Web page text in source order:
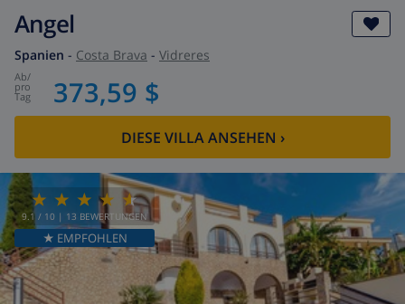
Angel
Spanien - Costa Brava - Vidreres
ab/
pro
Tag 373,59 $
DIESE VILLA ANSEHEN ›
9.1 / 10 | 13 BEWERTUNGEN
★ EMPFOHLEN